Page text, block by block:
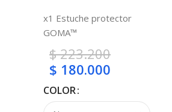
x1 Estuche protector
GOMA™
$223.200
$ 180.000
COLOR